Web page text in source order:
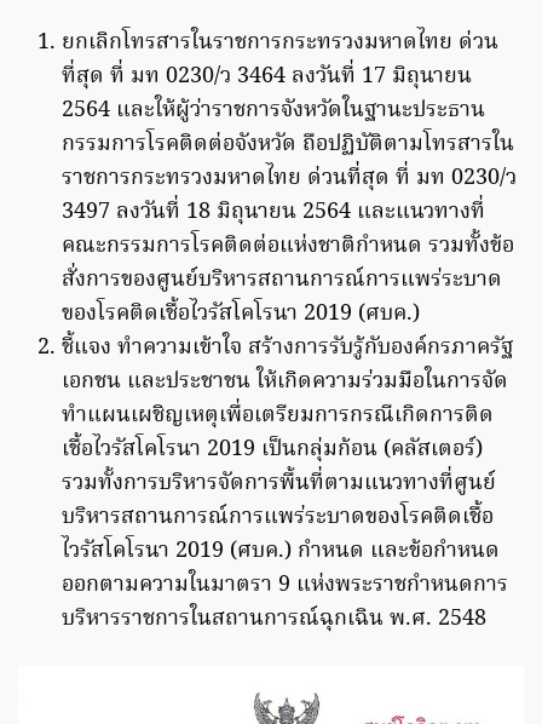
ยกเลิกโทรสารในราชการกระทรวงมหาดไทย ด่วน
ที่สุด ที่ มท 0230/ว 3464 ลงวันที่ 17 มิถุนายน
2564 และให้ผู้ว่าราชการจังหวัดในฐานะประธาน
กรรมการโรคติดต่อจังหวัด ถือปฏิบัติตามโทรสารใน
ราชการกระทรวงมหาดไทย ด่วนที่สุด ที่ มท 0230/ว
3497 ลงวันที่ 18 มิถุนายน 2564 และแนวทางที่
คณะกรรมการโรคติดต่อแห่งชาติกำหนด รวมทั้งข้อ
สั่งการของศูนย์บริหารสถานการณ์การแพร่ระบาด
ของโรคติดเชื้อไวรัสโคโรนา 2019 (ศบค.)
ชี้แจง ทำความเข้าใจ สร้างการรับรู้กับองค์กรภาครัฐ
เอกชน และประชาชน ให้เกิดความร่วมมือในการจัด
ทำแผนเผชิญเหตุเพื่อเตรียมการกรณีเกิดการติด
เชื้อไวรัสโคโรนา 2019 เป็นกลุ่มก้อน (คลัสเตอร์)
รวมทั้งการบริหารจัดการพื้นที่ตามแนวทางที่ศูนย์
บริหารสถานการณ์การแพร่ระบาดของโรคติดเชื้อ
ไวรัสโคโรนา 2019 (ศบค.) กำหนด และข้อกำหนด
ออกตามความในมาตรา 9 แห่งพระราชกำหนดการ
บริหารราชการในสถานการณ์ฉุกเฉิน พ.ศ. 2548